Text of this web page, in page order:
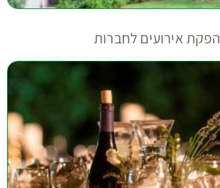
הפקת אירועים לחברות